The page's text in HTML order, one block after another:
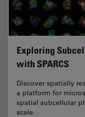
Exploring
with SPARCS
Discover spatially
a platform for
spatial subcellular
scale.